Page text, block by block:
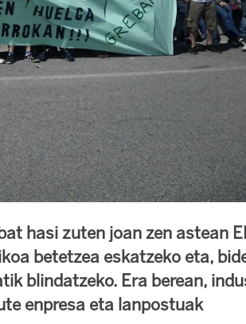
hasi zuten joan zen astean
betetzea eskatzeko eta,
blindatzeko. Era berean,
enpresa eta lanpostuak